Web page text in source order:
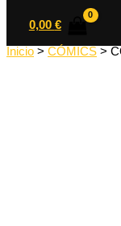
0,00 €
Inicio > CÓMICS >